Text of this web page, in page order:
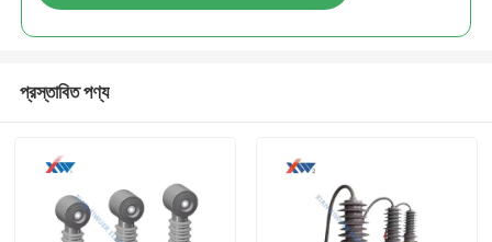
প্রস্তাবিত পণ্য